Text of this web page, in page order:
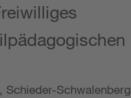
Schieder-Schwalenberg